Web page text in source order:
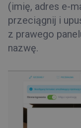
(imię, adres e-
przeciągnij i
z prawego
nazwę.